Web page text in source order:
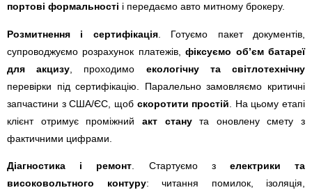
портові формальності і передаємо авто митному брокеру.
Розмитнення і сертифікація. Готуємо пакет документів,
супроводжуємо розрахунок платежів,фіксуємо об’єм батареї
для акцизу , проходимо екологічну та світлотехнічну
перевірки під сертифікацію. Паралельно замовляємо критичні
запчастини з США/ЄС, щоб скоротити простій . На цьому етапі
клієнт отримує проміжний акт станута оновлену смету з
фактичними цифрами.
Діагностика і ремонт . Стартуємо з електрики та
високовольтного контуру: читання помилок, ізоляція,